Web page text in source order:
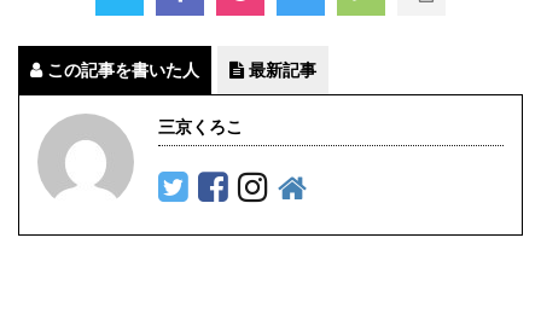
この記事を書いた人 最新記事
三京くろこ